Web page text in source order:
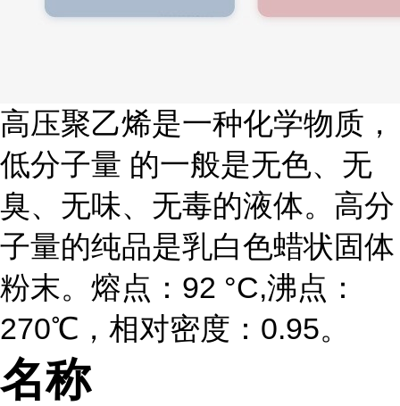
高压聚乙烯是一种化学物质，
低分子量 的一般是无色、无
臭、无味、无毒的液体。高分
子量的纯品是乳白色蜡状固体
粉末。熔点：92 °C,沸点：
270℃，相对密度：0.95。
名称